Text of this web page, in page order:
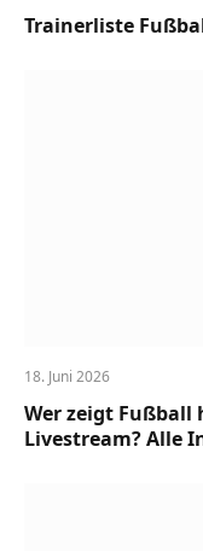
Trainerliste
18. Juni 2026
Wer zeigt Fußball
Livestream? Alle